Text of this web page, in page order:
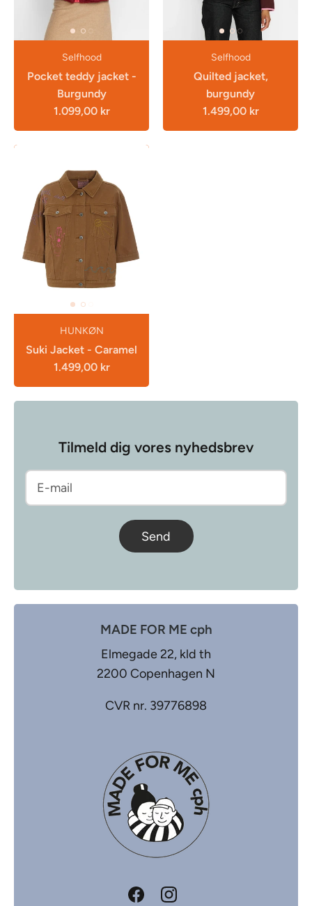
Selfhood
Pocket teddy jacket -
Burgundy
1.099,00 kr
Selfhood
Quilted jacket,
burgundy
1.499,00 kr
HUNKØN
Suki Jacket - Caramel
1.499,00 kr
Tilmeld dig vores nyhedsbrev
Send
MADE FOR ME cph
Elmegade 22, kld th
2200 Copenhagen N
CVR nr. 39776898